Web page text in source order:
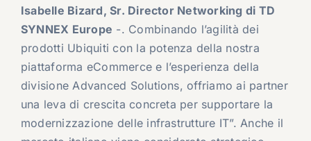
Isabelle Bizard, Sr. Director Networking di TD
SYNNEX Europe -. Combinando l’agilità dei
prodotti Ubiquiti con la potenza della nostra
piattaforma eCommerce e l’esperienza della
divisione Advanced Solutions, offriamo ai partner
una leva di crescita concreta per supportare la
modernizzazione delle infrastrutture IT”. Anche il